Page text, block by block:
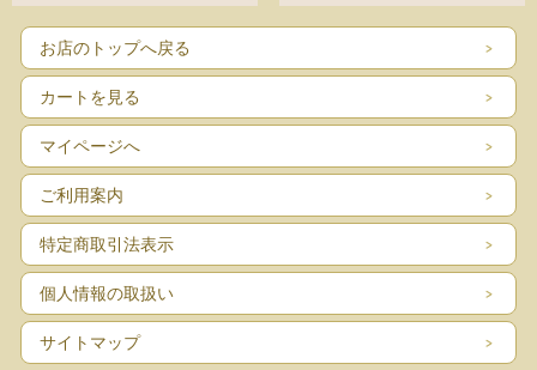
お店のトップへ戻る
カートを見る
マイページへ
ご利用案内
特定商取引法表示
個人情報の取扱い
サイトマップ